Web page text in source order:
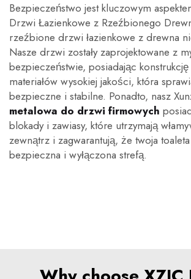
Bezpieczeństwo jest kluczowym
Drzwi Łazienkowe z Rzeźbionego
rzeźbione drzwi łazienkowe z drewna
Nasze drzwi zostały zaprojektowane z
bezpieczeństwie, posiadając konstrukcję
materiałów wysokiej jakości, która
bezpieczne i stabilne. Ponadto, nasz
metalowa do drzwi firmowych
blokady i zawiasy, które utrzymają
zewnątrz i zagwarantują, że twoja
bezpieczna i wyłączona strefą.